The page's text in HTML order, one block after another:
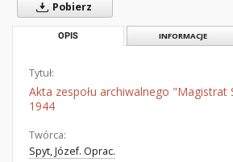
Pobierz
OPIS INFORMACJE
Tytuł:
Akta zespołu archiwalnego "Magistrat
1944
Twórca:
Spyt, Józef. Oprac.